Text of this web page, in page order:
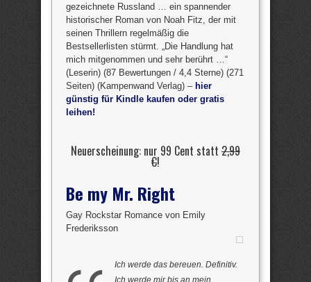
gezeichnete Russland … ein spannender
historischer Roman von Noah Fitz, der mit
seinen Thrillern regelmäßig die
Bestsellerlisten stürmt. „Die Handlung hat
mich mitgenommen und sehr berührt …“
(Leserin) (87 Bewertungen / 4,4 Sterne) (271
Seiten) (Kampenwand Verlag) – hier
günstig für Kindle kaufen oder gratis
leihen!
Neuerscheinung: nur 99 Cent statt 2,99
€!
Be my Mr. Right
Gay Rockstar Romance von Emily
Frederiksson
Ich werde das bereuen. Definitiv.